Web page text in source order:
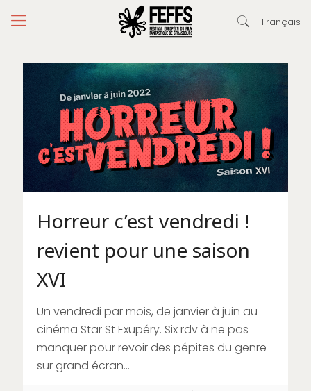
Français
Horreur c’est vendredi !
revient pour une saison
XVI
Un vendredi par mois, de janvier à juin au
cinéma Star St Exupéry. Six rdv à ne pas
manquer pour revoir des pépites du genre
sur grand écran...